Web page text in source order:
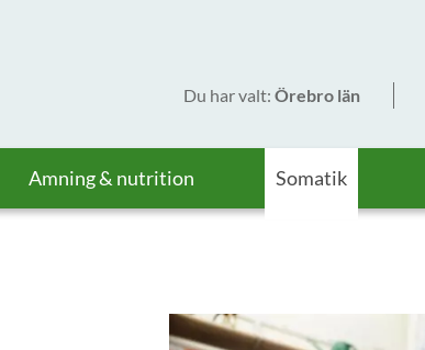
Du har valt: Örebro län
Amning & nutrition Somatik